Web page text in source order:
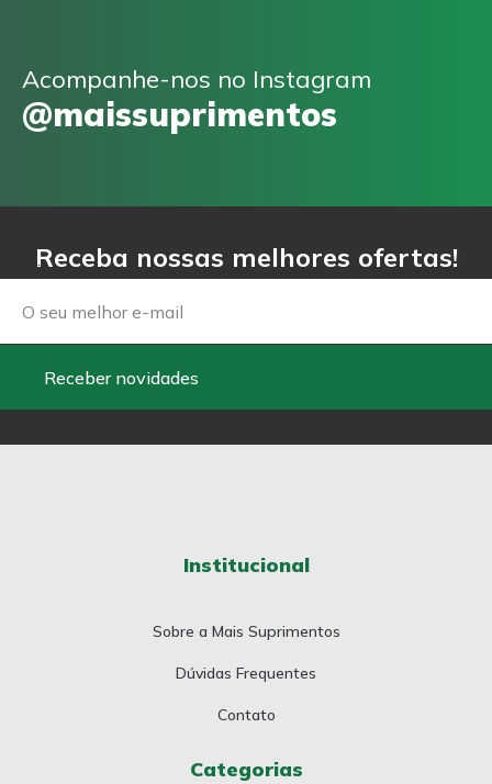
Acompanhe-nos no Instagram
@maissuprimentos
Receba nossas melhores ofertas!
Email
Receber novidades
Institucional
Sobre a Mais Suprimentos
Dúvidas Frequentes
Contato
Categorias